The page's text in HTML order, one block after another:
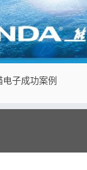
电子成功案例